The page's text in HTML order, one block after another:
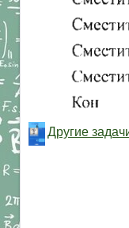
Другие